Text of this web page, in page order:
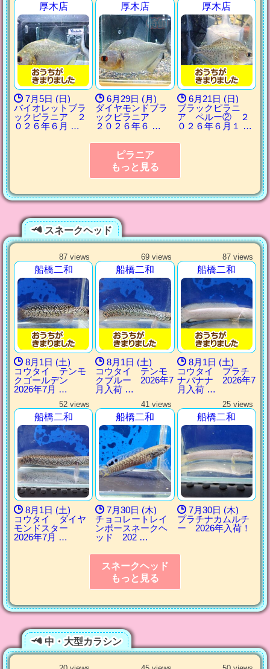
厚木店
7月5日 (日)
バイオレットブラ
ックピラニア ２
０２６年６月 …
厚木店
6月29日 (月)
ダイヤモンドブラ
ックピラニア
２０２６年６ …
厚木店
6月21日 (日)
ブラックピラニ
ア ペルー② ２
０２６年６月１ …
ピラニア
もっと見る
スネークヘッド
87 views
船橋二和
8月1日 (土)
コウタイ テンモ
クゴールデン
2026年7月 …
69 views
船橋二和
8月1日 (土)
コウタイ テンモ
クブルー 2026年7
月入荷 …
87 views
船橋二和
8月1日 (土)
コウタイ プラチ
ナバナナ 2026年7
月入荷 …
52 views
船橋二和
8月1日 (土)
コウタイ ダイヤ
モンドスター
2026年7月 …
41 views
船橋二和
7月30日 (木)
チョコレートレイ
ンボースネークヘ
ッド 202 …
25 views
船橋二和
7月30日 (木)
プラチナカムルチ
ー 2026年入荷！
スネークヘッド
もっと見る
中・大型カラシン